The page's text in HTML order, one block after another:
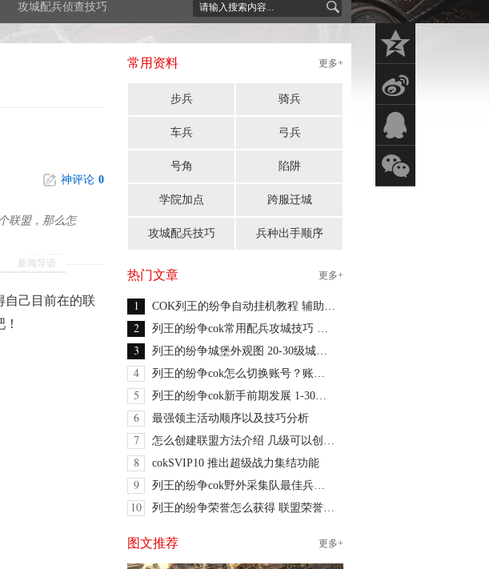
攻城配兵侦查技巧
神评论 0
新闻导语
联盟，那么怎
己目前在的联
常用资料 更多+
步兵 骑兵
车兵 弓兵
号角 陷阱
学院加点 跨服迁城
攻城配兵技巧 兵种出手顺序
热门文章 更多+
1 COK列王的纷争自动挂机教程 辅助工具下载
2 列王的纷争cok常用配兵攻城技巧 合理分析侦查战报
3 列王的纷争城堡外观图 20-30级城堡外观大放送
4 列王的纷争cok怎么切换账号？账号切换方法教程
5 列王的纷争cok新手前期发展 1-30级城堡发展推荐
6 最强领主活动顺序以及技巧分析
7 怎么创建联盟方法介绍 几级可以创建联盟
8 cokSVIP10 推出超级战力集结功能
9 列王的纷争cok野外采集队最佳兵种配置
10 列王的纷争荣誉怎么获得 联盟荣誉获得方法
图文推荐 更多+
z
s
q
x